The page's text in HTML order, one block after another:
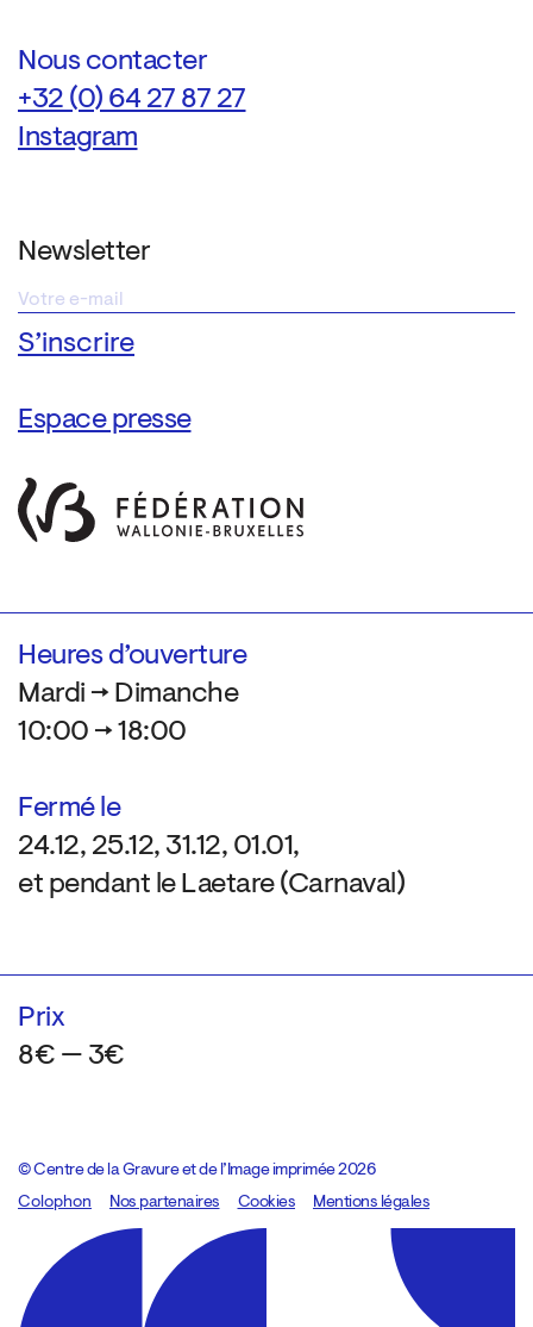
Nous contacter
+32 (0) 64 27 87 27
Instagram
Newsletter
Espace presse
Heures d’ouverture
Mardi → Dimanche
10:00 → 18:00
Fermé le
24.12, 25.12, 31.12, 01.01,
et pendant le Laetare (Carnaval)
Prix
8€ — 3€
© Centre de la Gravure et de l’Image imprimée 2026
Colophon
Design:Marcel Kaczmarek, code:8080.studio
Nos partenaires Cookies Mentions légales